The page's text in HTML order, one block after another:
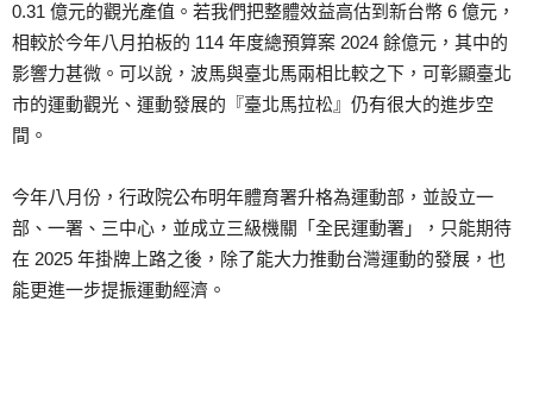
0.31 億元的觀光產值。若我們把整體效益高估到新台幣 6 億元，
相較於今年八月拍板的 114 年度總預算案 2024 餘億元，其中的
影響力甚微。可以說，波馬與臺北馬兩相比較之下，可彰顯臺北
市的運動觀光、運動發展的『臺北馬拉松』仍有很大的進步空
間。
今年八月份，行政院公布明年體育署升格為運動部，並設立一
部、一署、三中心，並成立三級機關「全民運動署」，只能期待
在 2025 年掛牌上路之後，除了能大力推動台灣運動的發展，也
能更進一步提振運動經濟。